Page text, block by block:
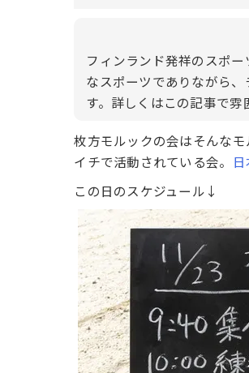
フィンランド発祥のスポ
なスポーツでありながら
す。詳しくはこの記事で雰
枚方モルックの会はそんな
イチで活動されている会。
この日のスケジュール↓